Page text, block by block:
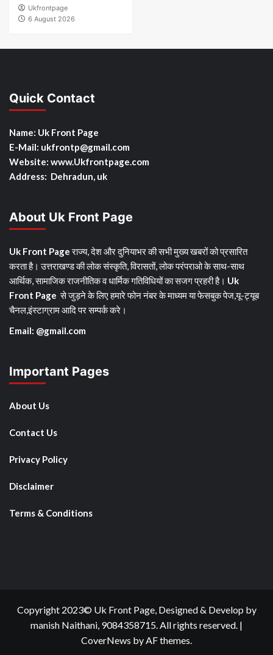
Ukfrontpage
6 August 2026
Quick Contact
Name: Uk Front Page
E-Mail: ukfrontp@gmail.com
Website: www.Ukfrontpage.com
Address: Dehradun, uk
About Uk Front Page
Uk Front Pageराज्य, देश और दुनियाभर की सभी मुख्य खबरों को प्रसारित
करता है। उत्तराखण्ड की लोक संस्कृति, विरासतों, लोक परंपराओ के साथ-साथ
आर्थिक, सामाजिक राजनीतिक व धार्मिक गतिविधियों का सजग प्रहरी है। Uk
Front Page से जुड़ने के लिए हमारे फोन नंबर के माध्यम या फेसबुक पेज,यू-ट्यूब
चैनल,इंस्टाग्राम आदि पर सम्पर्क करे।
Email: @gmail.com
Important Pages
About Us
Contact Us
Privacy Policy
Disclaimer
Terms & Conditions
Copyright 2023© Uk Front Page, Designed & Develop by
manish Naithani, 9084358715. All rights reserved. |
CoverNews by AF themes.